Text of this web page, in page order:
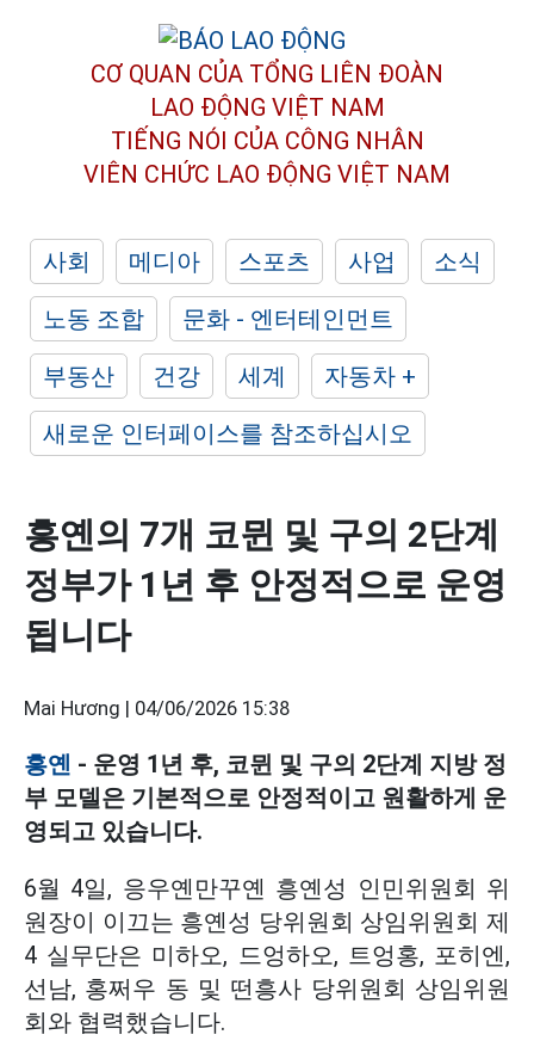
CƠ QUAN CỦA TỔNG LIÊN ĐOÀN
LAO ĐỘNG VIỆT NAM
TIẾNG NÓI CỦA CÔNG NHÂN
VIÊN CHỨC LAO ĐỘNG VIỆT NAM
사회 메디아 스포츠 사업
소식
노동 조합
문화 - 엔터테인먼트
부동산
건강 세계
자동차 +
새로운 인터페이스를 참조하십시오
흥옌의 7개 코뮌 및 구의 2단계
정부가 1년 후 안정적으로 운영
됩니다
Mai Hương | 04/06/2026 15:38
흥옌 - 운영 1년 후, 코뮌 및 구의 2단계 지방 정
부 모델은 기본적으로 안정적이고 원활하게 운
영되고 있습니다.
6월 4일, 응우옌만꾸옌 흥옌성 인민위원회 위
원장이 이끄는 흥옌성 당위원회 상임위원회 제
4 실무단은 미하오, 드엉하오, 트엉홍, 포히엔,
선남, 홍쩌우 동 및 떤흥사 당위원회 상임위원
회와 협력했습니다.